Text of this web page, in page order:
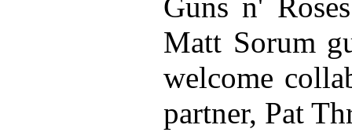
Matt Sorum
welcome
partner, Pat